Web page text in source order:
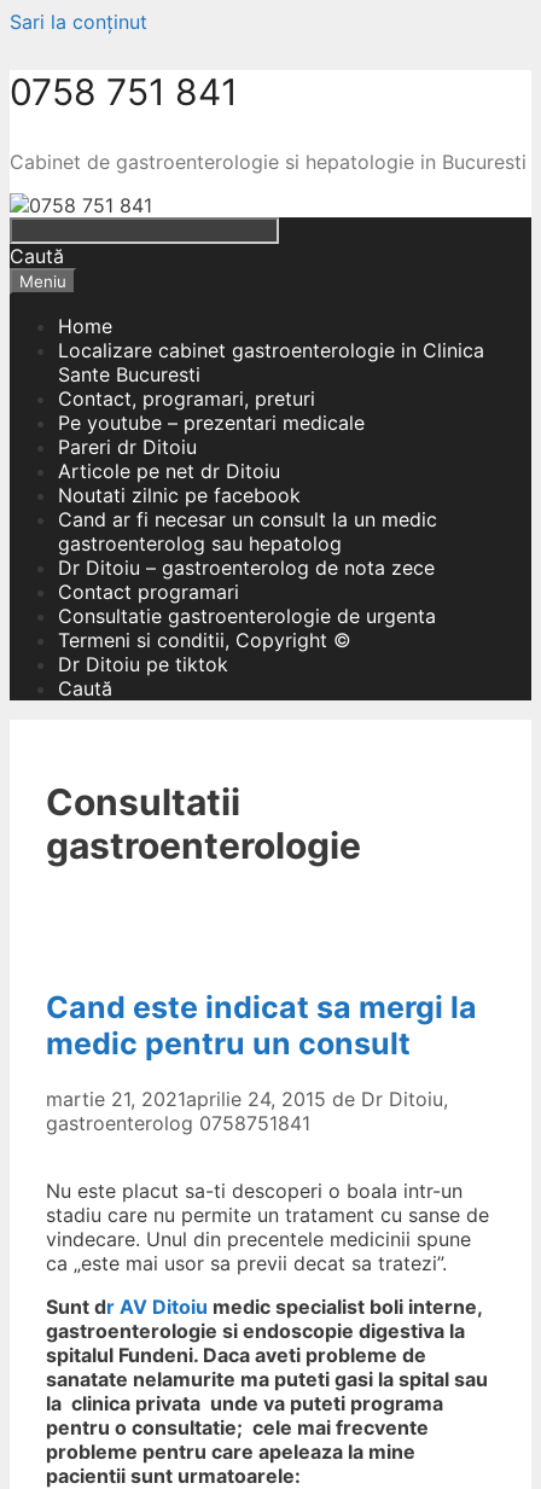
Sari la conținut
0758 751 841
Cabinet de gastroenterologie si hepatologie in Bucuresti
Caută
Meniu
Home
Localizare cabinet gastroenterologie in Clinica
Sante Bucuresti
Contact, programari, preturi
Pe youtube – prezentari medicale
Pareri dr Ditoiu
Articole pe net dr Ditoiu
Noutati zilnic pe facebook
Cand ar fi necesar un consult la un medic
gastroenterolog sau hepatolog
Dr Ditoiu – gastroenterolog de nota zece
Contact programari
Consultatie gastroenterologie de urgenta
Termeni si conditii, Copyright ©
Dr Ditoiu pe tiktok
Caută
Consultatii
gastroenterologie
Cand este indicat sa mergi la
medic pentru un consult
martie 21, 2021aprilie 24, 2015 de Dr Ditoiu,
gastroenterolog 0758751841
Nu este placut sa-ti descoperi o boala intr-un
stadiu care nu permite un tratament cu sanse de
vindecare. Unul din precentele medicinii spune
ca „este mai usor sa previi decat sa tratezi”.
Sunt dr AV Ditoiu medic specialist boli interne,
gastroenterologie si endoscopie digestiva la
spitalul Fundeni. Daca aveti probleme de
sanatate nelamurite ma puteti gasi la spital sau
la clinica privata unde va puteti programa
pentru o consultatie; cele mai frecvente
probleme pentru care apeleaza la mine
pacientii sunt urmatoarele: